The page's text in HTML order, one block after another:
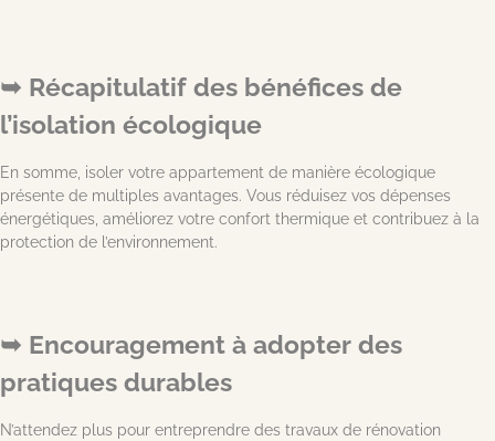
Récapitulatif des bénéfices de
l’isolation écologique
En somme, isoler votre appartement de manière écologique
présente de multiples avantages. Vous réduisez vos dépenses
énergétiques, améliorez votre confort thermique et contribuez à la
protection de l’environnement.
Encouragement à adopter des
pratiques durables
N’attendez plus pour entreprendre des travaux de rénovation